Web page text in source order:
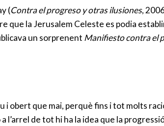
(Contra el progreso y otras ilusiones,
que la Jerusalem Celeste es podia
un sorprenent Manifiesto contra el
i obert que mai, perquè fins i tot molts
l’arrel de tot hi ha la idea que la